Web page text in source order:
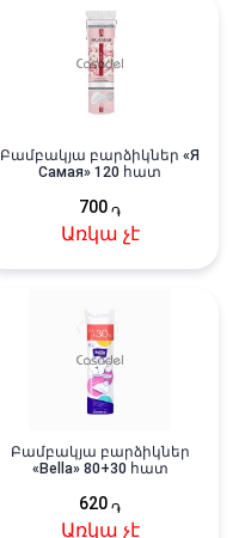
Բամբակյա բարձիկներ «Я
Самая» 120 հատ
700 ֏
Առկա չէ
Բամբակյա բարձիկներ
«Bella» 80+30 հատ
620 ֏
Առկա չէ